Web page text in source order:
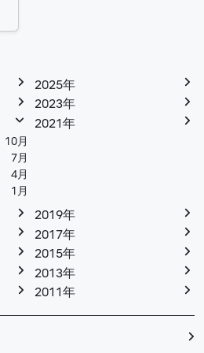
2025年
2023年
10月
7月
4月
1月
2021年
2019年
2017年
2015年
2013年
2011年